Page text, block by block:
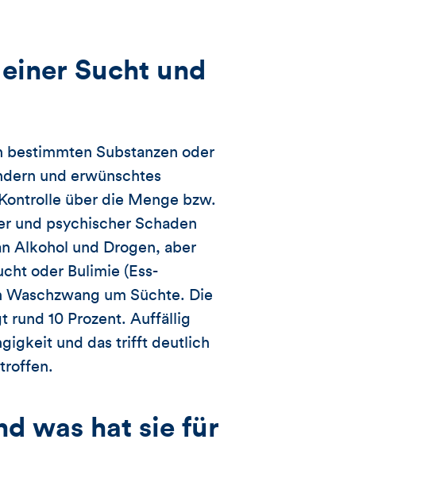
Sucht und
bestimmten Substanzen oder
und erwünschtes
über die Menge bzw.
und psychischer Schaden
Alkohol und Drogen, aber
oder Bulimie (Ess-
um Süchte. Die
rund 10 Prozent. Auffällig
und das trifft deutlich
was hat sie für